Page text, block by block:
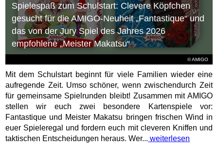
© AMIGO
Spielespaß zum Schulstart: Clevere Köpfchen
gesucht für die AMIGO-Neuheit „Fantastique“ und
das von der Jury Spiel des Jahres 2026
empfohlene „Meister Makatsu“
Mit dem Schulstart beginnt für viele Familien wieder eine
aufregende Zeit. Umso schöner, wenn zwischendurch Zeit
für gemeinsame Spielrunden bleibt! Zusammen mit AMIGO
stellen wir euch zwei besondere Kartenspiele vor:
Fantastique und Meister Makatsu bringen frischen Wind in
euer Spieleregal und fordern euch mit cleveren Kniffen und
taktischen Entscheidungen heraus. Wer... weiterlesen